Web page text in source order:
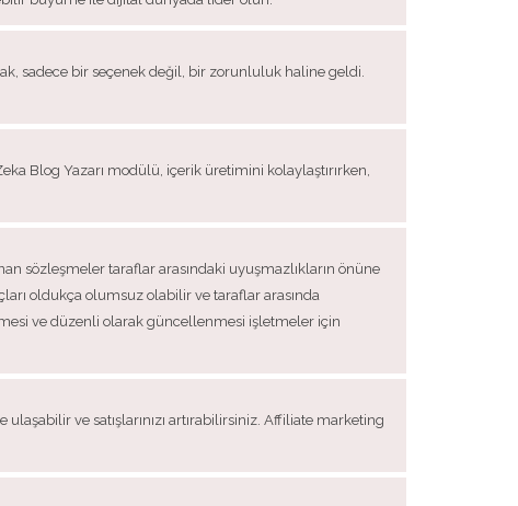
sadece bir seçenek değil, bir zorunluluk haline geldi.
Blog Yazarı modülü, içerik üretimini kolaylaştırırken,
sözleşmeler taraflar arasındaki uyuşmazlıkların önüne
oldukça olumsuz olabilir ve taraflar arasında
ve düzenli olarak güncellenmesi işletmeler için
ve satışlarınızı artırabilirsiniz. Affiliate marketing